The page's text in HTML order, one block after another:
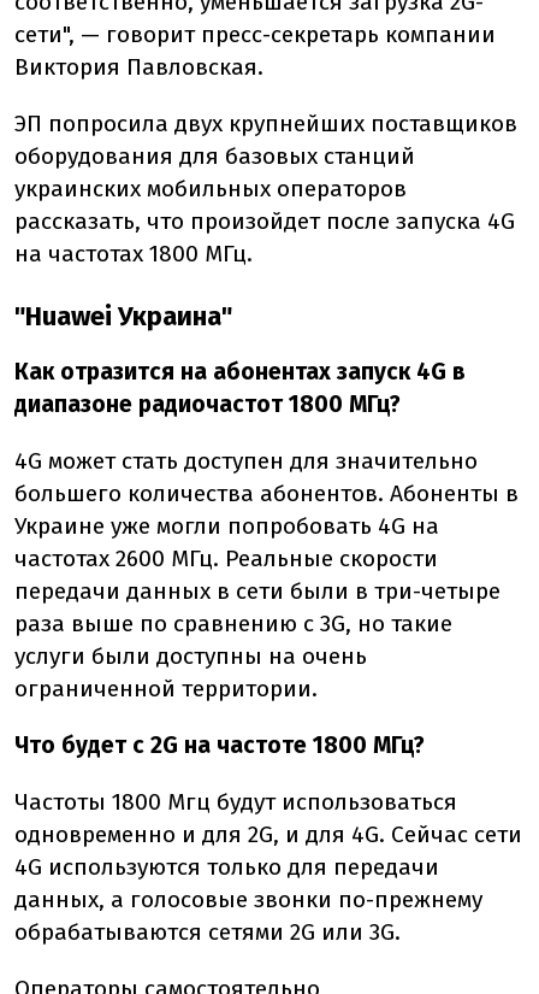
сети", — говорит пресс-секретарь компании
Виктория Павловская.
ЭП попросила двух крупнейших поставщиков
оборудования для базовых станций
украинских мобильных операторов
рассказать, что произойдет после запуска 4G
на частотах 1800 МГц.
"Huawei Украина"
Как отразится на абонентах запуск 4G в
диапазоне радиочастот 1800 МГц?
4G может стать доступен для значительно
большего количества абонентов. Абоненты в
Украине уже могли попробовать 4G на
частотах 2600 МГц. Реальные скорости
передачи данных в сети были в три-четыре
раза выше по сравнению с 3G, но такие
услуги были доступны на очень
ограниченной территории.
Что будет с 2G на частоте 1800 МГц?
Частоты 1800 Мгц будут использоваться
одновременно и для 2G, и для 4G. Сейчас сети
4G используются только для передачи
данных, а голосовые звонки по-прежнему
обрабатываются сетями 2G или 3G.